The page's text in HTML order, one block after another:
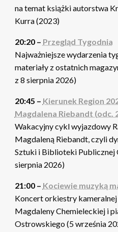
na temat książki autorstwa
Kurra (2023)
20:20 – Przegląd Tygodnia
Najważniejsze wydarzenia
materiały z ostatnich
z 8 sierpnia 2026)
20:45 – Kierunek Region
Magdalena Riebandt (odc.
Wakacyjny cykl wyjazdowy
Magdaleną Riebandt, czyli
Sztuki i Biblioteki Publicznej
sierpnia 2026)
21:00 – Kociewie muzyką
Koncert orkiestry
Magdaleny Chemieleckiej i
Ostrowskiego (5 września